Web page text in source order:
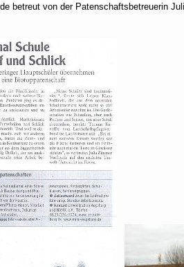
betreut von der Patenschaftsbetreuerin